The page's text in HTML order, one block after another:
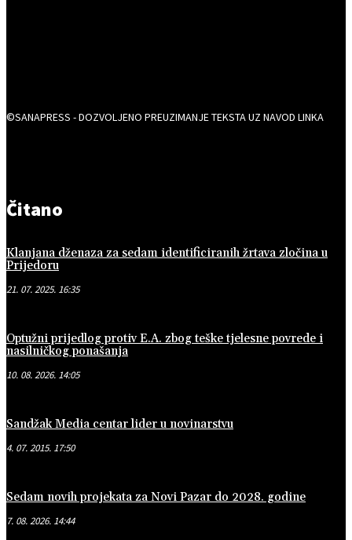
©SANAPRESS - DOZVOLJENO PREUZIMANJE TEKSTA UZ NAVOD LINKA
Čitano
Klanjana dženaza za sedam identificiranih žrtava zločina u
Prijedoru
21. 07. 2025. 16:35
Optužni prijedlog protiv E.A. zbog teške tjelesne povrede i
nasilničkog ponašanja
10. 08. 2026. 14:05
Sandžak Media centar lider u novinarstvu
4. 07. 2015. 17:50
Sedam novih projekata za Novi Pazar do 2028. godine
7. 08. 2026. 14:44